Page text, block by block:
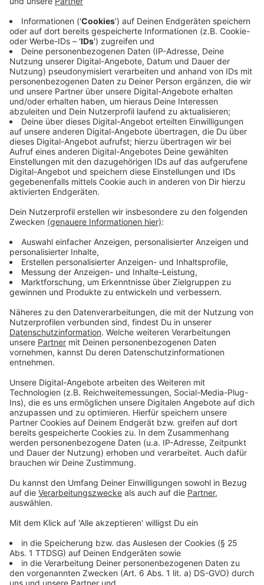
Schulbetrieb zurück.
Anzeige
Weitere Reaktionen
Anzeige
Christoph Schultz , Bürgermeister der Stadt Erkrath:
"Unser herzlicher Dank gilt der Landeshauptstadt
Düsseldorf und ihrem Oberbürgermeister Dr.
Stephan Keller, der Bezirksregierung Düsseldorf,
der Rheinbahn und allen weiteren Beteiligten, die
in den vergangenen Tagen ihre Hilfe angeboten
oder tatkräftig unterstützt haben. In einer
Ausnahmesituation wie dieser freut es mich sehr,
dass wir als Region zusammenstehen, um den
Schülerinnen und Schülern eine schnelle
Gewissheit über ihre Zukunft und den künftigen
Schulalltag zu geben."
Thomas Schürmann, Regierungspräsident der
"Ich bin dankbar, dass es durch Unterstützung
der Stadt Düsseldorf in so kurzer Zeit möglich
ist, den Präsenzunterricht für die betroffenen
Schülerinnen und Schüler aus Erkrath in
absehbarer Zeit wieder aufzunehmen. Wichtig ist
auch, dass ein gemeinsamer Standort gefunden
wurde und die vertrauten Schulgemeinschaften
in dieser Situation Stabilität bieten.
Schülerschaft, Eltern und Lehrkräfte haben
Schulleitungen und Kollegien die
Herausforderungen annehmen und bewältigen.
Als Schulaufsicht wird die Bezirksregierung dabei